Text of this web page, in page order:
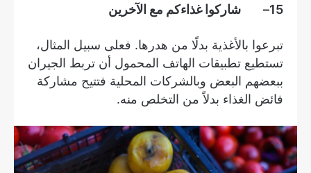
15– شاركوا غذاءكم مع الآخرين
تبرعوا بالأغذية بدلًا من هدرها. فعلى سبيل المثال،
تستطيع تطبيقات الهاتف المحمول أن تربط الجيران
ببعضهم البعض وبالشركات المحلية فتتيح مشاركة
فائض الغذاء بدلاً من التخلص منه.